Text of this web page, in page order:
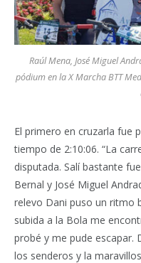
Raúl Mena, José Miguel
pódium en la X Marcha BTT
El primero en cruzarla fue
tiempo de 2:10:06. “La
disputada. Salí bastante
Bernal y José Miguel
relevo Dani puso un ritmo
subida a la Bola me
probé y me pude escapar.
los senderos y la